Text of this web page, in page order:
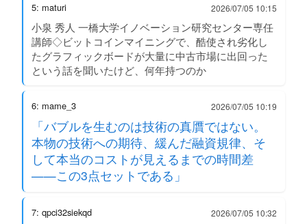
5: maturi 2026/07/05 10:15
小泉 秀人 一橋大学イノベーション研究センター専任
講師◇ビットコインマイニングで、酷使され劣化し
たグラフィックボードが大量に中古市場に出回った
という話を聞いたけど、何年持つのか
6: mame_3 2026/07/05 10:19
「バブルを生むのは技術の真贋ではない。
本物の技術への期待、緩んだ融資規律、そ
して本当のコストが見えるまでの時間差
——この3点セットである」
7: qpci32siekqd 2026/07/05 10:32